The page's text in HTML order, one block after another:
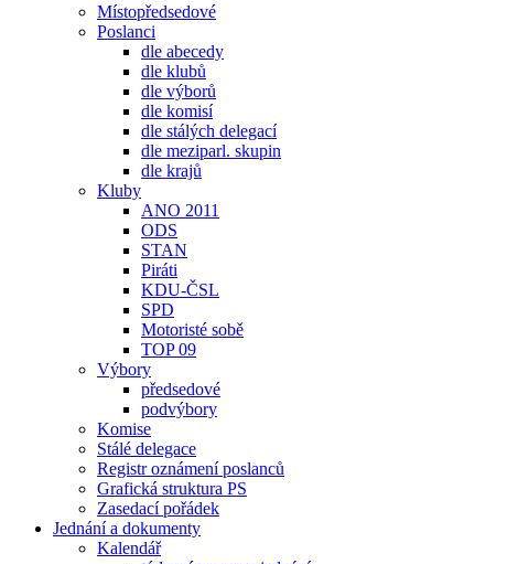
Místopředsedové
Poslanci
dle abecedy
dle klubů
dle výborů
dle komisí
dle stálých delegací
dle meziparl. skupin
dle krajů
Kluby
ANO 2011
ODS
STAN
Piráti
KDU-ČSL
SPD
Motoristé sobě
TOP 09
Výbory
předsedové
podvýbory
Komise
Stálé delegace
Registr oznámení poslanců
Grafická struktura PS
Zasedací pořádek
Jednání a dokumenty
Kalendář